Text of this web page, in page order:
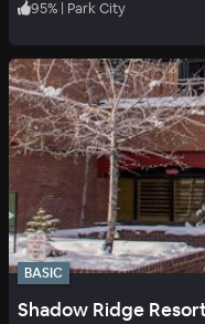
95% | Park City
BASIC